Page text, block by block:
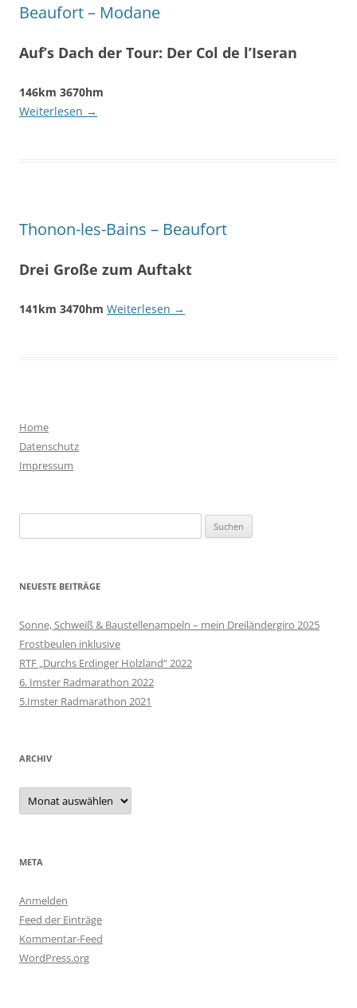
Beaufort – Modane
Auf’s Dach der Tour: Der Col de l’Iseran
146km 3670hm
Weiterlesen →
Thonon-les-Bains – Beaufort
Drei Große zum Auftakt
141km 3470hm Weiterlesen →
Home
Datenschutz
Impressum
nach:
NEUESTE BEITRÄGE
Sonne, Schweiß & Baustellenampeln – mein Dreiländergiro 2025
Frostbeulen inklusive
RTF „Durchs Erdinger Holzland“ 2022
6. Imster Radmarathon 2022
5.Imster Radmarathon 2021
ARCHIV
Archiv
META
Anmelden
Feed der Einträge
Kommentar-Feed
WordPress.org